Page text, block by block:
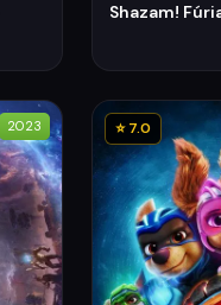
Shazam!
2023 ⭐ 7.0